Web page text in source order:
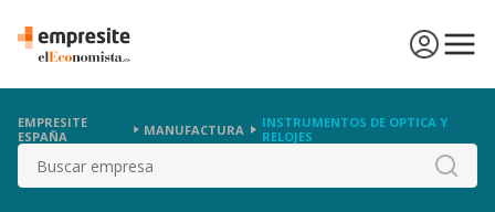
EMPRESITE
ESPAÑA
MANUFACTURA
INSTRUMENTOS DE OPTICA Y
RELOJES
Buscar